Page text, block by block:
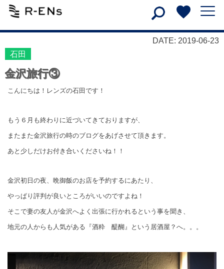
DATE: 2019-06-23
石田
金沢旅行③
こんにちは！レンズの石田です！
もう６月も終わりに近づいてきておりますが、
またまた金沢旅行の時のブログをあげさせて頂きます。
あと少しだけお付き合いくださいね！！
金沢初日の夜、晩御飯のお店を予約するにあたり、
やっぱり評判が良いところがいいのですよね！
そこで妻の友人が金沢へよく出張に行かれるという事を聞き、
地元の人からも人気がある『酒粋 醍醐』という居酒屋？へ。。。